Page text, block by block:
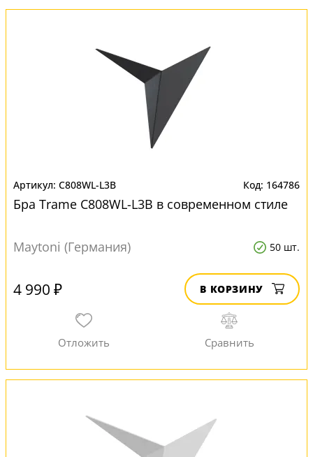
C808WL-L3B 164786
Бра Trame C808WL-L3B в современном стиле
Maytoni (Германия) 50 шт.
4 990 ₽ В КОРЗИНУ